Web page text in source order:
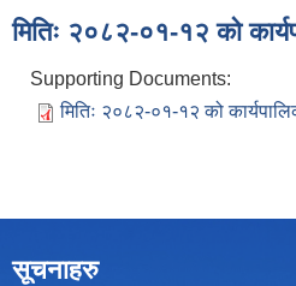
मितिः २०८२-०१-१२ को
Supporting Documents:
मितिः २०८२-०१-१२ को
सूचनाहरु